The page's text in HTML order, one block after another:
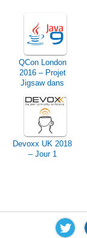
QCon London
2016 – Projet
Jigsaw dans
modularité arrive
sur Java
Devoxx UK 2018
– Jour 1